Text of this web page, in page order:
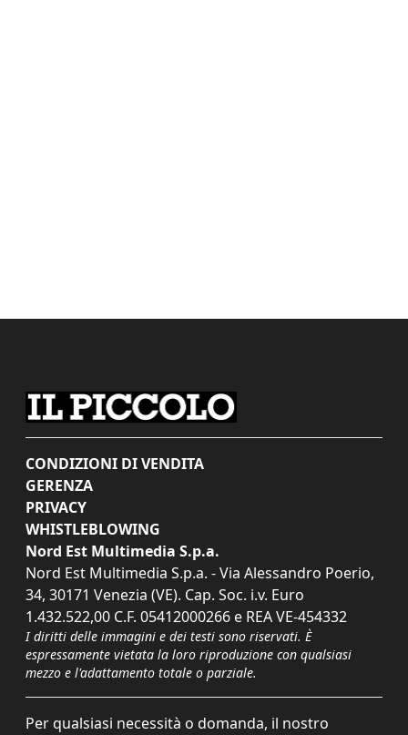
CONDIZIONI DI VENDITA
GERENZA
PRIVACY
WHISTLEBLOWING
Nord Est Multimedia S.p.a.
Nord Est Multimedia S.p.a. - Via Alessandro Poerio,
34, 30171 Venezia (VE). Cap. Soc. i.v. Euro
1.432.522,00 C.F. 05412000266 e REA VE-454332
I diritti delle immagini e dei testi sono riservati. È
espressamente vietata la loro riproduzione con qualsiasi
mezzo e l'adattamento totale o parziale.
Per qualsiasi necessità o domanda, il nostro